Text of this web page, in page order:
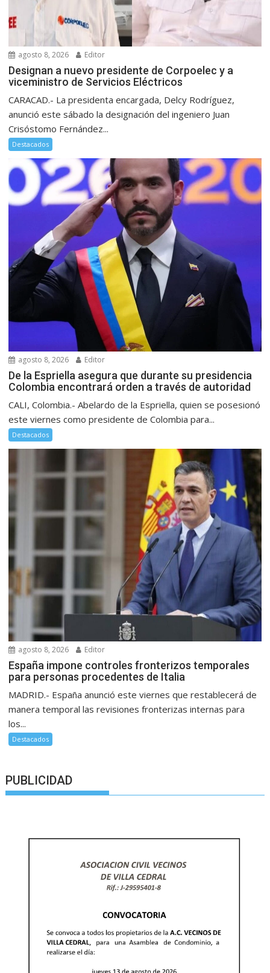
agosto 8, 2026 Editor
Designan a nuevo presidente de Corpoelec y a
viceministro de Servicios Eléctricos
CARACAD.- La presidenta encargada, Delcy Rodríguez,
anunció este sábado la designación del ingeniero Juan
Crisóstomo Fernández...
Destacados
agosto 8, 2026 Editor
De la Espriella asegura que durante su presidencia
Colombia encontrará orden a través de autoridad
CALI, Colombia.- Abelardo de la Espriella, quien se posesionó
este viernes como presidente de Colombia para...
Destacados
agosto 8, 2026 Editor
España impone controles fronterizos temporales
para personas procedentes de Italia
MADRID.- España anunció este viernes que restablecerá de
manera temporal las revisiones fronterizas internas para
los...
Destacados
PUBLICIDAD